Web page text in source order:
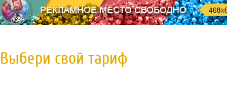
Выбери свой тариф